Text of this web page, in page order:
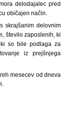
delodajalec pred
običajen način.
skrajšanim delovnim
število zaposlenih, ki
so bile podlaga za
iz prejšnjega
mesecev od dneva